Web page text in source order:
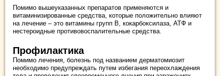
Помимо вышеуказанных препаратов применяются и
витаминизированные средства, которые положительно влияют
на лечение – это витамины групп B, кокарбоксилаза, АТФ и
нестероидные противовоспалительные средства.
Профилактика
Помимо лечения, болезнь под названием дерматомиозит
необходимо предупреждать путем избегания переохлаждения